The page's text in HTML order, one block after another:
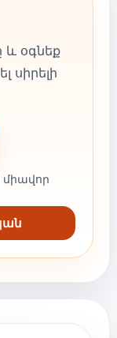
օգնեք
սիրելի
միավոր